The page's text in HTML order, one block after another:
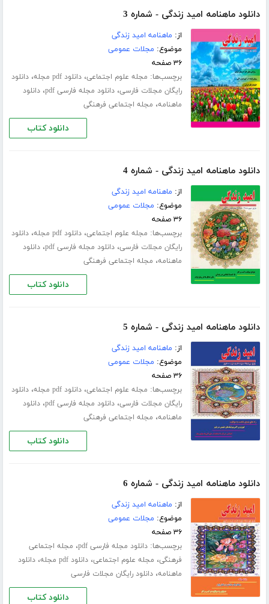
دانلود ماهنامه امید زندگی - شماره 3
از: ماهنامه امید زندگی
موضوع: مجلات عمومی
۳۶ صفحه
برچسب‌ها: مجله علوم اجتماعی،دانلود pdf مجله ،دانلود
رایگان مجلات فارسی،دانلود مجله فارسی pdf ،دانلود
ماهنامه، مجله اجتماعی فرهنگی
دانلود کتاب
دانلود ماهنامه امید زندگی - شماره 4
از: ماهنامه امید زندگی
موضوع: مجلات عمومی
۳۶ صفحه
برچسب‌ها: مجله علوم اجتماعی،دانلود pdf مجله ،دانلود
رایگان مجلات فارسی،دانلود مجله فارسی pdf ،دانلود
ماهنامه، مجله اجتماعی فرهنگی
دانلود کتاب
دانلود ماهنامه امید زندگی - شماره 5
از: ماهنامه امید زندگی
موضوع: مجلات عمومی
۳۶ صفحه
برچسب‌ها: مجله علوم اجتماعی،دانلود pdf مجله ،دانلود
رایگان مجلات فارسی،دانلود مجله فارسی pdf ،دانلود
ماهنامه، مجله اجتماعی فرهنگی
دانلود کتاب
دانلود ماهنامه امید زندگی - شماره 6
از: ماهنامه امید زندگی
موضوع: مجلات عمومی
۳۶ صفحه
برچسب‌ها:دانلود مجله فارسی pdf ، مجله اجتماعی
فرهنگی، مجله علوم اجتماعی،دانلود pdf مجله ،دانلود
ماهنامه،دانلود رایگان مجلات فارسی
دانلود کتاب